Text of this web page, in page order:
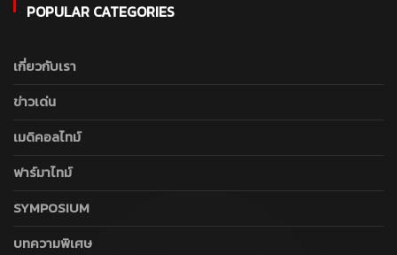
POPULAR CATEGORIES
เกี่ยวกับเรา
ข่าวเด่น
เมดิคอลไทม์
ฟาร์มาไทม์
SYMPOSIUM
บทความพิเศษ